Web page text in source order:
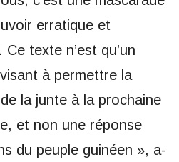
erratique et
texte n’est qu’un
à permettre la
la junte à la prochaine
et non une réponse
du peuple guinéen », a-